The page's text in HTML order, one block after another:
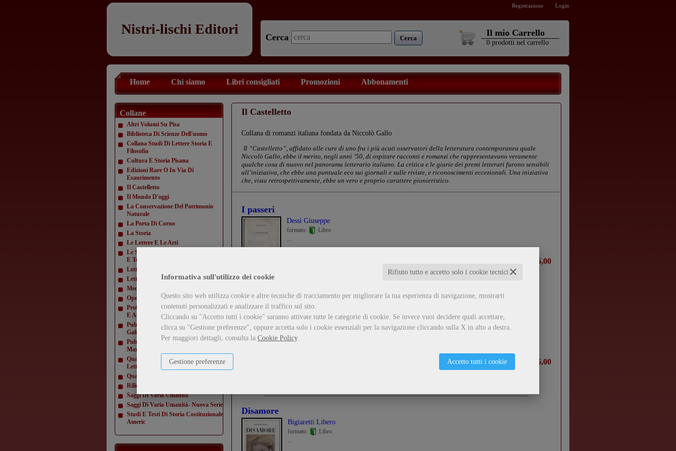
Informativa sull'utilizzo dei cookie ✕
Rifiuto tutto e accetto solo i cookie tecnici
Questo sito web utilizza cookie e altre tecniche di tracciamento per migliorare la tua esperienza di navigazione, mostrarti
contenuti personalizzati e analizzare il traffico sul sito.
Cliccando su "Accetto tutti i cookie" saranno attivate tutte le categorie di cookie. Se invece vuoi decidere quali accettare,
clicca su "Gestione preferenze", oppure accetta solo i cookie essenziali per la navigazione cliccando sulla X in alto a destra.
Per maggiori dettagli, consulta la Cookie Policy.
Accetto tutti i cookie
Gestione preferenze
Registrazione Login
Nistri-lischi Editori
Cerca Cerca
Il mio Carrello
0 prodotti nel carrello
Home Chi siamo Libri consigliati Promozioni Abbonamenti
Collane
Altri Volumi Su Pisa
Biblioteca Di Scienze Dell'uomo
Collana Studi Di Lettere Storia E
Filosofia
Cultura E Storia Pisana
Edizioni Rare O In Via Di
Esaurimento
Il Castelletto
Il Mondo D'oggi
La Conservazione Del Patrimonio
Naturale
La Porta Di Corno
La Storia
Le Lettere E Le Arti
Le Scienze E La Diffusione Scientifica
E Tecn
Letteratura Americana
Letture Varie
Mediamorfosi
Opere Di Giacomo Matteotti
Profili E Studi Di Letteratura Inglese
E Amer
Pubblicazioni Della Domus
Galilaeana
Pubblicazioni Della Domus
Mazziniana
Quaderni Dell'Istituto Di Lingua E
Letteratur
Quaderni Della Direzione
Rilievi Di Monumenti
Saggi Di Varia Umanità
Saggi Di Varia Umanità- Nuova Serie
Studi E Testi Di Storia Costituzionale
Americ
Il Castelletto
Collana di romanzi italiana fondata da Niccolò Gallo
Il “Castelletto”, affidato alle cure di uno fra i più acuti osservatori della letteratura contemporanea quale
Niccolò Gallo, ebbe il merito, negli anni ’50, di ospitare racconti e romanzi che rappresentavano veramente
qualche cosa di nuovo nel panorama letterario italiano. La critica e le giurie dei premi letterari furono sensibili
all’iniziativa, che ebbe una puntuale eco sui giornali e sulle riviste, e riconoscimenti eccezionali. Una iniziativa
che, vista retrospettivamente, ebbe un vero e proprio carattere pionieristico.
I passeri
Dessì Giuseppe
formato:
Libro
...
€ 16,00
Il ricordo della Basca
Delfini Antonio
formato:
Libro
...
€ 16,00
Disamore
Bigiaretti Libero
formato:
Libro
...